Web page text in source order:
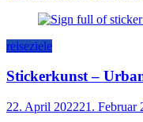
reiseziele
Stickerkunst –
22. April 202221. Februar